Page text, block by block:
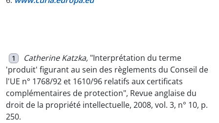
1 Catherine Katzka, "Interprétation du terme
'produit' figurant au sein des règlements du Conseil de
l'UE n° 1768/92 et 1610/96 relatifs aux certificats
complémentaires de protection", Revue anglaise du
droit de la propriété intellectuelle, 2008, vol. 3, n° 10, p.
250.